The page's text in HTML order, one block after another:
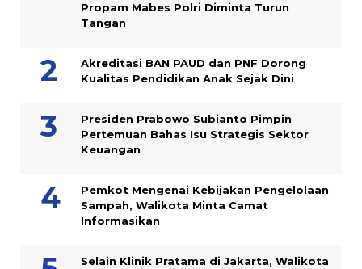
Propam Mabes Polri Diminta Turun
Tangan
Akreditasi BAN PAUD dan PNF Dorong
Kualitas Pendidikan Anak Sejak Dini
Presiden Prabowo Subianto Pimpin
Pertemuan Bahas Isu Strategis Sektor
Keuangan
Pemkot Mengenai Kebijakan Pengelolaan
Sampah, Walikota Minta Camat
Informasikan
Selain Klinik Pratama di Jakarta, Walikota